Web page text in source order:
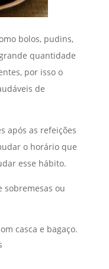
bolos, pudins,
quantidade
por isso o
de
após as refeições
o horário que
esse hábito.
sobremesas ou
casca e bagaço.